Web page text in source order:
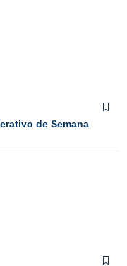
de Semana